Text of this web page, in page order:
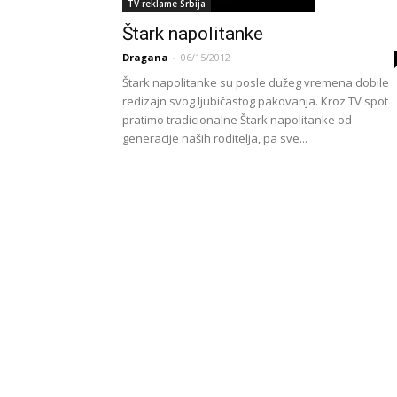
TV reklame Srbija
Štark napolitanke
Dragana - 06/15/2012
Štark napolitanke su posle dužeg vremena dobile
redizajn svog ljubičastog pakovanja. Kroz TV spot
pratimo tradicionalne Štark napolitanke od
generacije naših roditelja, pa sve...